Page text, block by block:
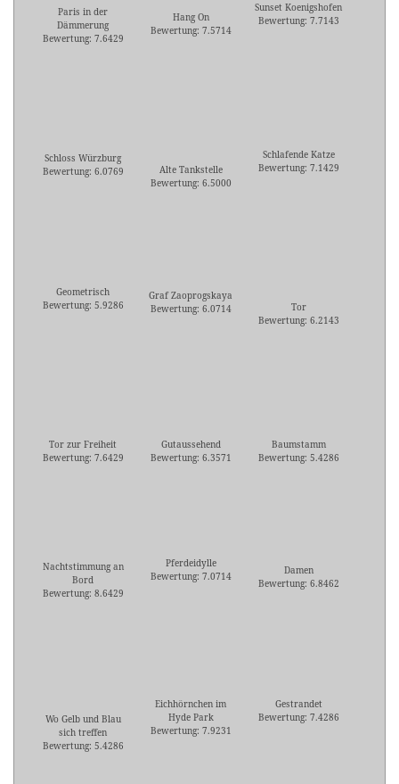
Paris in der
Dämmerung
Bewertung: 7.6429
Hang On
Bewertung: 7.5714
Sunset Koenigshofen
Bewertung: 7.7143
Schloss Würzburg
Bewertung: 6.0769
Alte Tankstelle
Bewertung: 6.5000
Schlafende Katze
Bewertung: 7.1429
Geometrisch
Bewertung: 5.9286
Graf Zaoprogskaya
Bewertung: 6.0714
Tor
Bewertung: 6.2143
Tor zur Freiheit
Bewertung: 7.6429
Gutaussehend
Bewertung: 6.3571
Baumstamm
Bewertung: 5.4286
Nachtstimmung an
Bord
Bewertung: 8.6429
Pferdeidylle
Bewertung: 7.0714
Damen
Bewertung: 6.8462
Wo Gelb und Blau
sich treffen
Bewertung: 5.4286
Eichhörnchen im
Hyde Park
Bewertung: 7.9231
Gestrandet
Bewertung: 7.4286